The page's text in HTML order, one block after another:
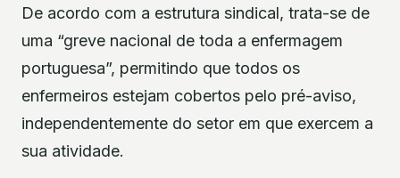
De acordo com a estrutura sindical, trata-se de
uma “greve nacional de toda a enfermagem
portuguesa”, permitindo que todos os
enfermeiros estejam cobertos pelo pré-aviso,
independentemente do setor em que exercem a
sua atividade.